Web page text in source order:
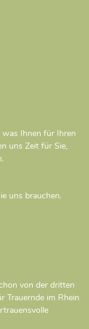
Ihnen für Ihren
uns Zeit für Sie,
uns brauchen.
von der dritten
Trauernde im Rhein